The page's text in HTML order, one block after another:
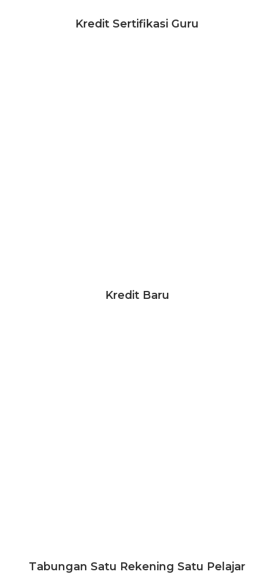
Kredit Sertifikasi Guru
Kredit Baru
Tabungan Satu Rekening Satu Pelajar